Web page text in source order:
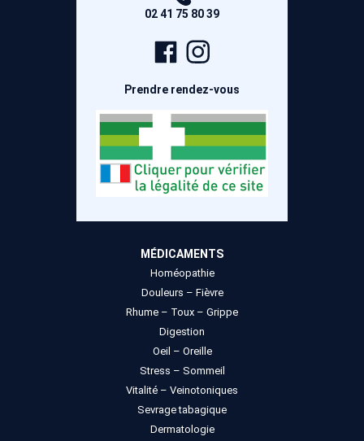
02 41 75 80 39
Page
Facebook
Prendre rendez-vous
MÉDICAMENTS
Homéopathie
Douleurs – Fièvre
Rhume – Toux – Grippe
Digestion
Oeil – Oreille
Stress – Sommeil
Vitalité – Veinotoniques
Sevrage tabagique
Dermatologie